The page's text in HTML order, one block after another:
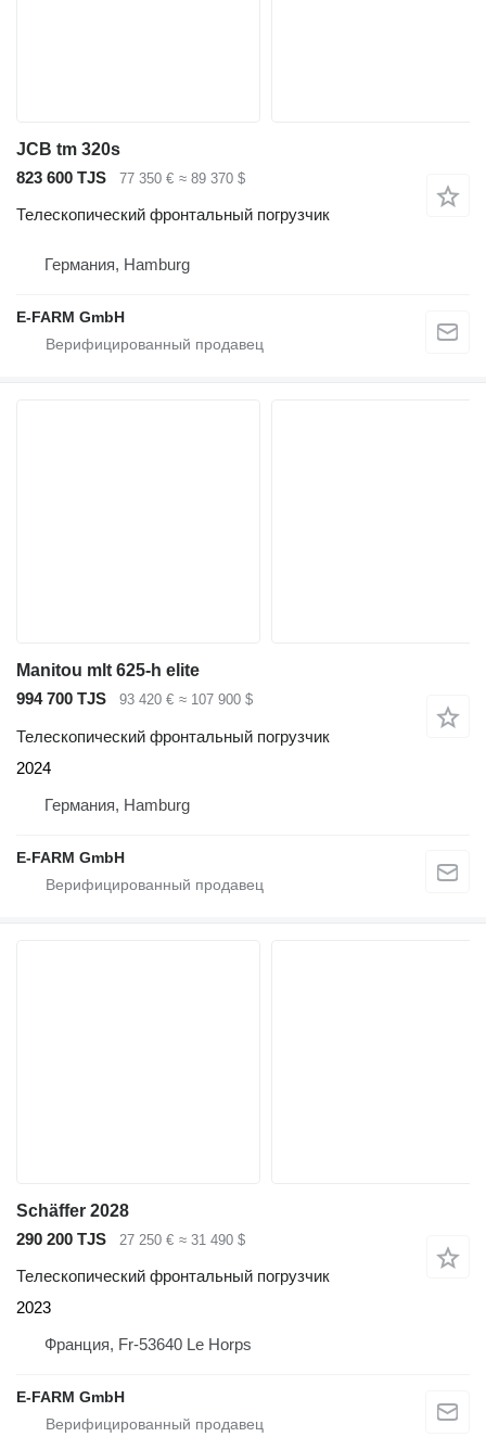
JCB tm 320s
823 600 TJS
77 350 € ≈ 89 370 $
Телескопический фронтальный погрузчик
Германия, Hamburg
E-FARM GmbH
Manitou mlt 625-h elite
994 700 TJS
93 420 € ≈ 107 900 $
Телескопический фронтальный погрузчик
2024
Германия, Hamburg
E-FARM GmbH
Schäffer 2028
290 200 TJS
27 250 € ≈ 31 490 $
Телескопический фронтальный погрузчик
2023
Франция, Fr-53640 Le Horps
E-FARM GmbH